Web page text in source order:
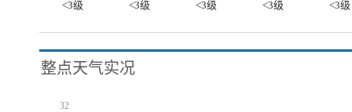
<3级
<3级 <3级 <3级 <3级
整点天气实况
32